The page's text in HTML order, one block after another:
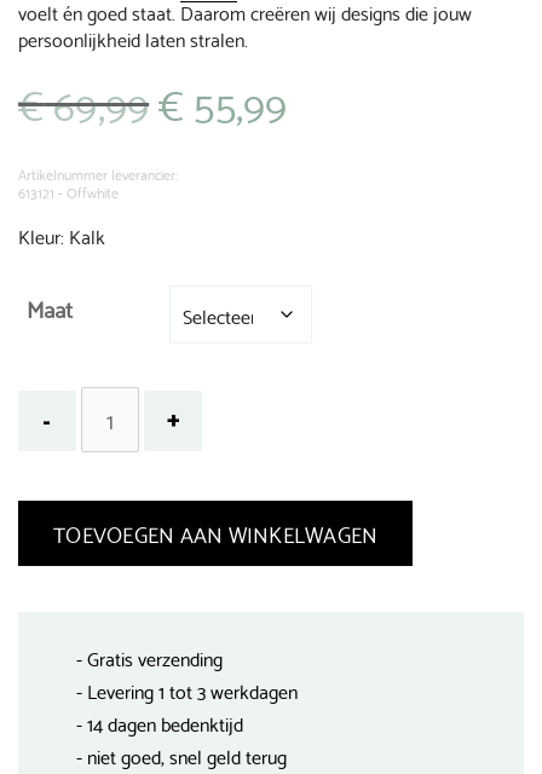
voelt én goed staat. Daarom creëren wij designs die jouw
persoonlijkheid laten stralen.
€69,99 Oorspronkelijke
prijs
€ 69,99.
€55,99
Artikelnummer leverancier:
613121 - Offwhite
Kleur: Kalk
Maat
TOEVOEGEN AAN WINKELWAGEN
- Gratis verzending
- Levering 1 tot 3 werkdagen
- 14 dagen bedenktijd
- niet goed, snel geld terug